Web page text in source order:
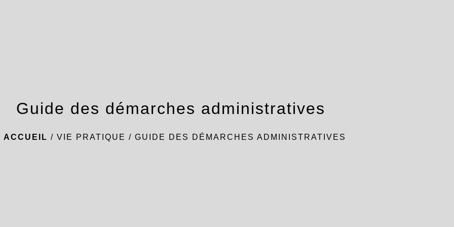
Guide des démarches administratives
ACCUEIL / VIE PRATIQUE / GUIDE DES DÉMARCHES ADMINISTRATIVES